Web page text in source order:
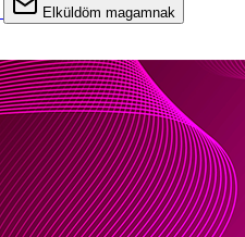
Elküldöm magamnak